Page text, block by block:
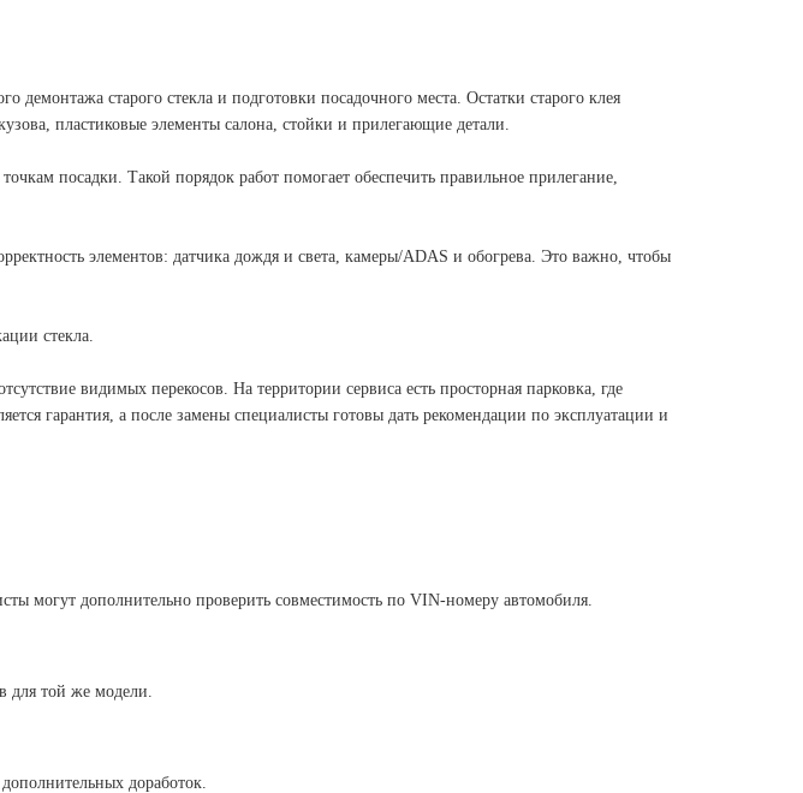
старого стекла и подготовки посадочного места. Остатки старого клея
пластиковые элементы салона, стойки и прилегающие детали.
посадки. Такой порядок работ помогает обеспечить правильное прилегание,
элементов: датчика дождя и света, камеры/ADAS и обогрева. Это важно, чтобы
стекла.
видимых перекосов. На территории сервиса есть просторная парковка, где
гарантия, а после замены специалисты готовы дать рекомендации по эксплуатации и
могут дополнительно проверить совместимость по VIN-номеру автомобиля.
для той же модели.
доработок.